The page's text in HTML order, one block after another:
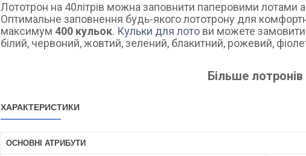
Лототрон на 40літрів можна заповнити паперовими
Оптимальне заповнення будь-якого лототрону для
максимум 400 кульок. Кульки для лото ви можете замовити
білий, червоний, жовтий, зелений, блакитний, рожевий,
Більше лотронів
ХАРАКТЕРИСТИКИ
ОСНОВНІ АТРИБУТИ